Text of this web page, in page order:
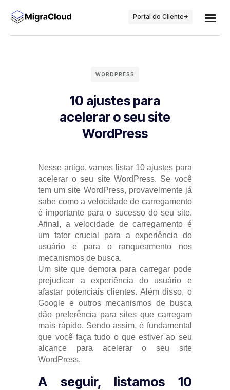
Portal do Cliente
WORDPRESS
10 ajustes para
acelerar o seu site
WordPress
Nesse artigo, vamos listar 10 ajustes para
acelerar o seu site WordPress. Se você
tem um site WordPress, provavelmente já
sabe como a velocidade de carregamento
é importante para o sucesso do seu site.
Afinal, a velocidade de carregamento é
um fator crucial para a experiência do
usuário e para o ranqueamento nos
mecanismos de busca.
Um site que demora para carregar pode
prejudicar a experiência do usuário e
afastar potenciais clientes. Além disso, o
Google e outros mecanismos de busca
dão preferência para sites que carregam
mais rápido. Sendo assim, é fundamental
que você faça tudo o que estiver ao seu
alcance para acelerar o seu site
WordPress.
A seguir, listamos 10